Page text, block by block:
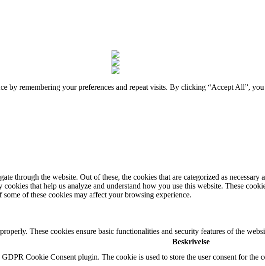
by remembering your preferences and repeat visits. By clicking “Accept All”,
through the website. Out of these, the cookies that are categorized as necessary
that help us analyze and understand how you use this website. These
of these cookies may affect your browsing experience.
These cookies ensure basic functionalities and security features of the
Beskrivelse
Cookie Consent plugin. The cookie is used to store the user consent for the